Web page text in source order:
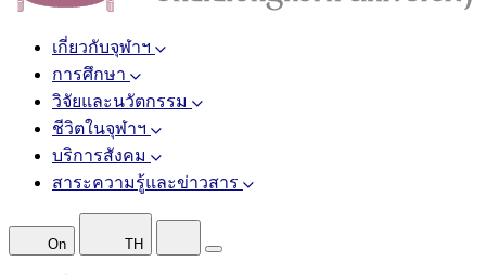
เกี่ยวกับจุฬาฯ
การศึกษา
วิจัยและนวัตกรรม
ชีวิตในจุฬาฯ
บริการสังคม
สาระความรู้และข่าวสาร
On TH